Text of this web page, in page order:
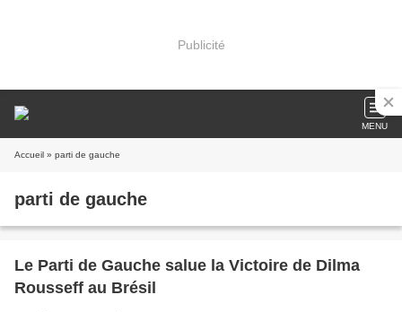
Publicité
MENU
Accueil » parti de gauche
parti de gauche
Le Parti de Gauche salue la Victoire de Dilma
Rousseff au Brésil